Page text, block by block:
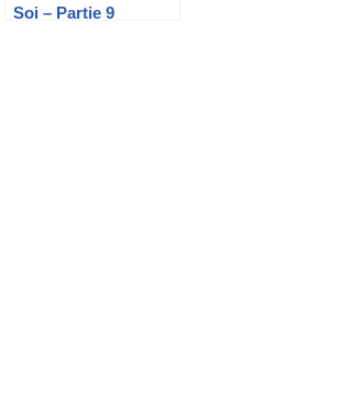
Soi – Partie 9